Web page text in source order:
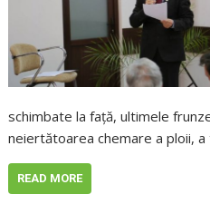
schimbate la faţă, ultimele
neiertătoarea chemare a ploii,
READ MORE